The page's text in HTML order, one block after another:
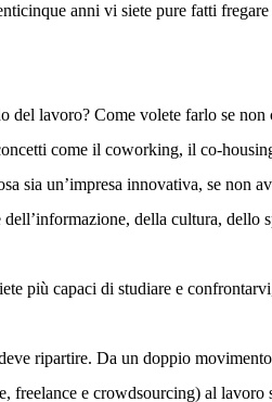
anni vi siete pure fatti
del lavoro? Come volete farlo se
come il coworking, il co-
sia un’impresa innovativa, se non
della cultura, dello
più capaci di studiare e
ripartire. Da un doppio
freelance e crowdsourcing) al